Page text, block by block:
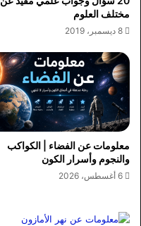
مختلف العلوم
8 ديسمبر، 2019
معلومات عن الفضاء | الكواكب
والنجوم وأسرار الكون
6 أغسطس، 2026